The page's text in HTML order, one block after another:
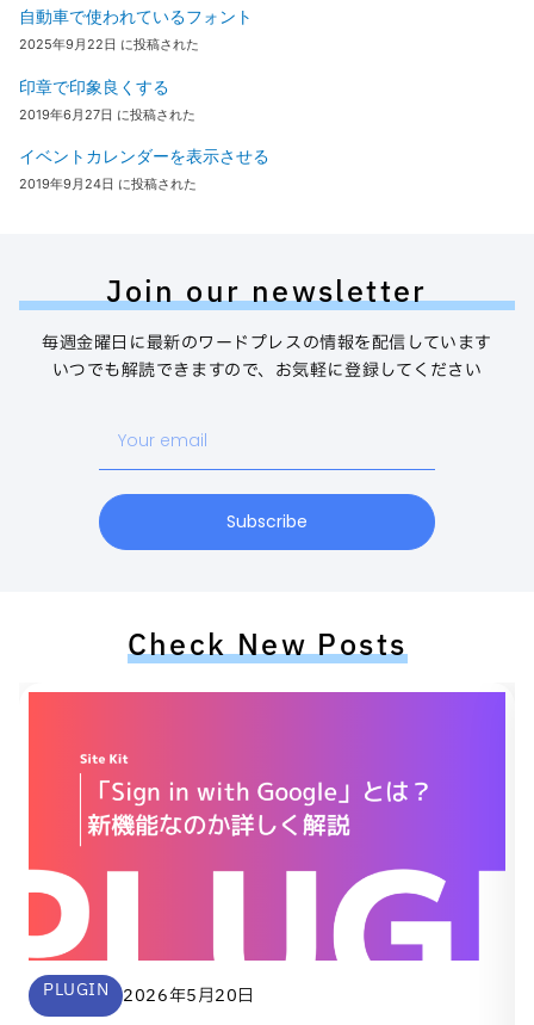
自動車で使われているフォント
2025年9月22日 に投稿された
印章で印象良くする
2019年6月27日 に投稿された
イベントカレンダーを表示させる
2019年9月24日 に投稿された
Join our newsletter
毎週金曜日に最新のワードプレスの情報を配信しています
いつでも解読できますので、お気軽に登録してください
email
Subscribe
Check New Posts
PLUGIN 2026年5月20日